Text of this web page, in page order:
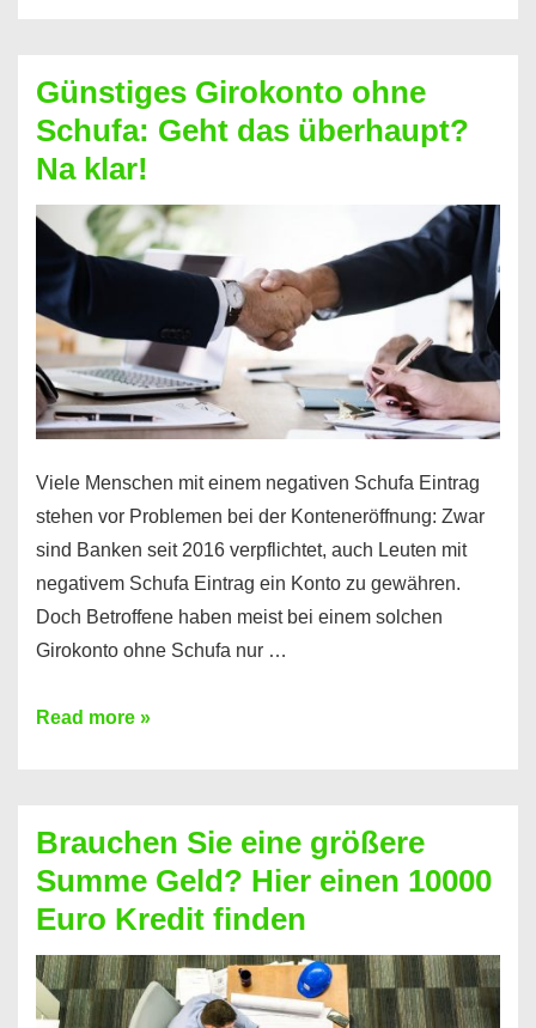
dabei
profitieren
–
So
funktioniert’s
Günstiges Girokonto ohne
Schufa: Geht das überhaupt?
Na klar!
Viele Menschen mit einem negativen Schufa Eintrag
stehen vor Problemen bei der Konteneröffnung: Zwar
sind Banken seit 2016 verpflichtet, auch Leuten mit
negativem Schufa Eintrag ein Konto zu gewähren.
Doch Betroffene haben meist bei einem solchen
Girokonto ohne Schufa nur …
Günstiges
Geht
das
überhaupt?
Na
klar!
Read more »
Brauchen Sie eine größere
Summe Geld? Hier einen 10000
Euro Kredit finden